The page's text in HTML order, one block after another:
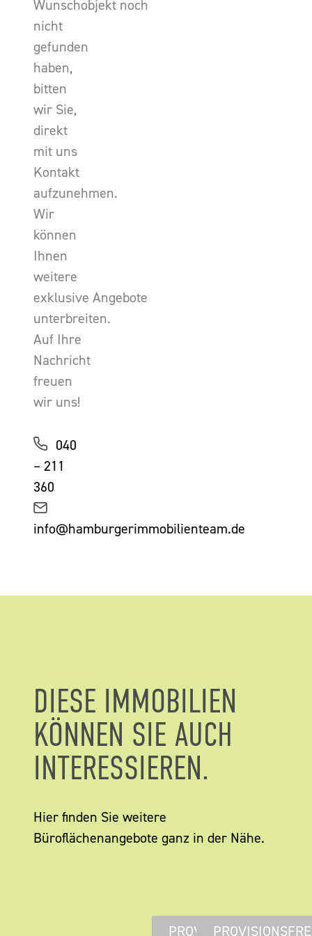
Wunschobjekt noch
nicht
gefunden
haben,
bitten
wir Sie,
direkt
mit uns
Kontakt
aufzunehmen.
Wir
können
Ihnen
weitere
exklusive Angebote
unterbreiten.
Auf Ihre
Nachricht
freuen
wir uns!
040
– 211
360
info@hamburgerimmobilienteam.de
DIESE IMMOBILIEN
KÖNNEN SIE AUCH
INTERESSIEREN.
Hier finden Sie weitere
Büroflächenangebote ganz in der Nähe.
PROVISIONSFREI